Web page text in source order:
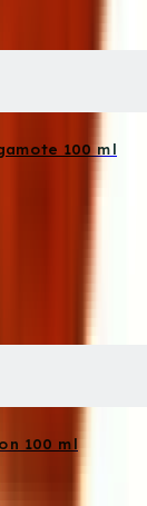
100 ml
100 ml